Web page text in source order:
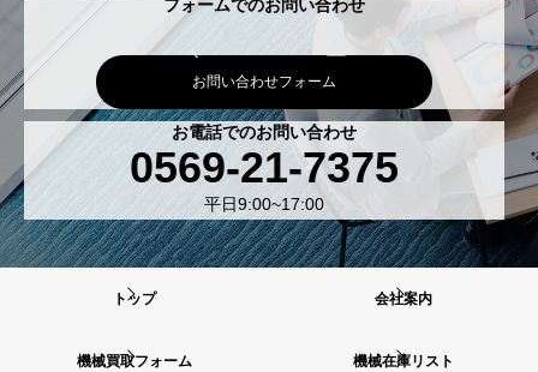
フォームでのお問い合わせ
お問い合わせフォーム
お電話でのお問い合わせ
0569-21-7375
平日9:00~17:00
トップ 会社案内
機械買取フォーム 機械在庫リスト